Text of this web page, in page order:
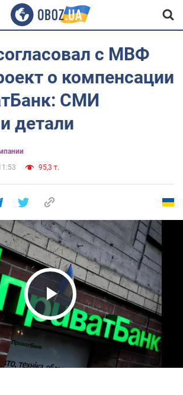
с МВФ
о компенсации
СМИ
детали
95,3 т.
Play Video